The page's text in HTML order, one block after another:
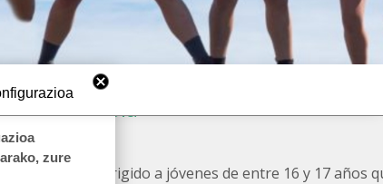
ikastola
itinerante dirigido a jóvenes de entre 16 y 17 años
zure